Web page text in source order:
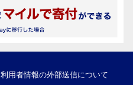
利用者情報の外部送信について